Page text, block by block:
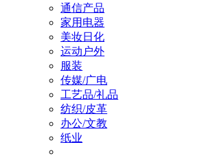
通信产品
家用电器
美妆日化
运动户外
服装
传媒/广电
工艺品/礼品
纺织/皮革
办公/文教
纸业